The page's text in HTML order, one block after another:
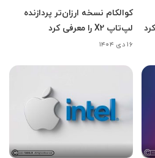
کوالکام نسخه ارزان‌تر پردازنده
لپ‌تاپ X2 را معرفی کرد
۱۶ دی ۱۴۰۴